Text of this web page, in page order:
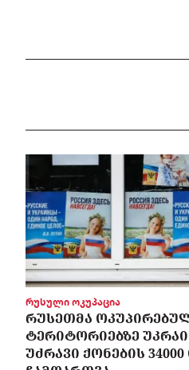
რუსული ოკუპაცია
ᲠᲣᲡᲔᲗᲛᲐ
ᲢᲔᲠᲘᲢᲝᲠᲘᲔᲑᲖᲔ
ᲣᲫᲠᲐᲕᲘ ᲥᲝᲜᲔᲑᲘᲡ